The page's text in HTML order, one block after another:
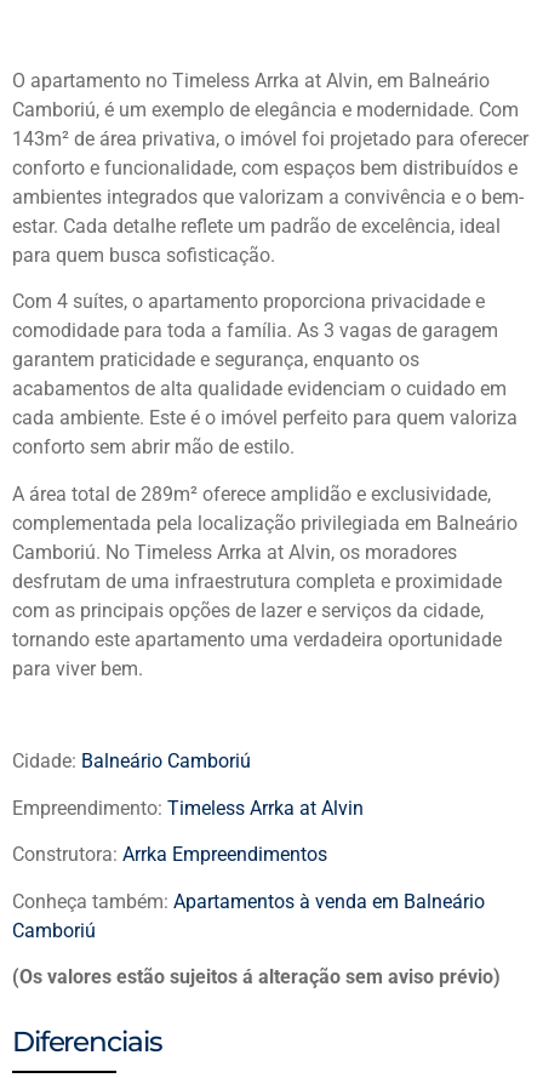
O apartamento no Timeless Arrka at Alvin, em Balneário
Camboriú, é um exemplo de elegância e modernidade. Com
143m² de área privativa, o imóvel foi projetado para oferecer
conforto e funcionalidade, com espaços bem distribuídos e
ambientes integrados que valorizam a convivência e o bem-
estar. Cada detalhe reflete um padrão de excelência, ideal
para quem busca sofisticação.
Com 4 suítes, o apartamento proporciona privacidade e
comodidade para toda a família. As 3 vagas de garagem
garantem praticidade e segurança, enquanto os
acabamentos de alta qualidade evidenciam o cuidado em
cada ambiente. Este é o imóvel perfeito para quem valoriza
conforto sem abrir mão de estilo.
A área total de 289m² oferece amplidão e exclusividade,
complementada pela localização privilegiada em Balneário
Camboriú. No Timeless Arrka at Alvin, os moradores
desfrutam de uma infraestrutura completa e proximidade
com as principais opções de lazer e serviços da cidade,
tornando este apartamento uma verdadeira oportunidade
para viver bem.
Cidade: Balneário Camboriú
Empreendimento: Timeless Arrka at Alvin
Construtora: Arrka Empreendimentos
Conheça também: Apartamentos à venda em Balneário
Camboriú
(Os valores estão sujeitos á alteração sem aviso prévio)
Diferenciais